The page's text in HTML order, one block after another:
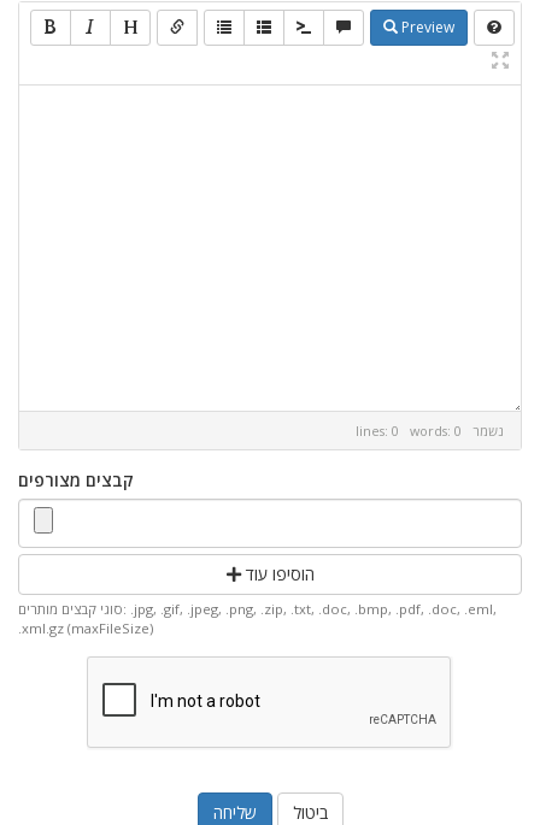
Preview
lines: 0 words: 0 נשמר
קבצים מצורפים
הוסיפו עוד
סוגי קבצים מותרים: .jpg, .gif, .jpeg, .png, .zip, .txt, .doc, .bmp, .pdf, .doc, .eml,
.xml.gz (maxFileSize)
ביטול